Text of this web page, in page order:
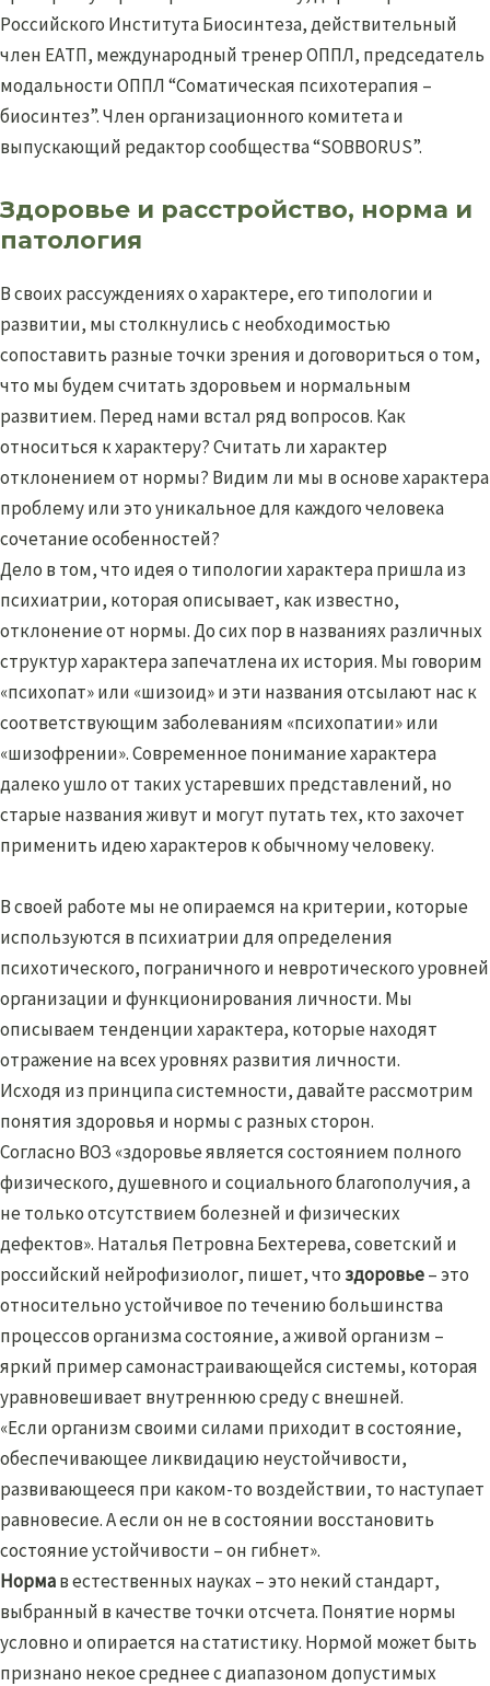
Российского Института Биосинтеза, действительный
член EAТП, международный тренер ОППЛ, председатель
модальности ОППЛ “Соматическая психотерапия –
биосинтез”. Член организационного комитета и
выпускающий редактор сообщества “SOBBORUS”.
Здоровье и расстройство, норма и
патология
В своих рассуждениях о характере, его типологии и
развитии, мы столкнулись с необходимостью
сопоставить разные точки зрения и договориться о том,
что мы будем считать здоровьем и нормальным
развитием. Перед нами встал ряд вопросов. Как
относиться к характеру? Считать ли характер
отклонением от нормы? Видим ли мы в основе характера
проблему или это уникальное для каждого человека
сочетание особенностей?
Дело в том, что идея о типологии характера пришла из
психиатрии, которая описывает, как известно,
отклонение от нормы. До сих пор в названиях различных
структур характера запечатлена их история. Мы говорим
«психопат» или «шизоид» и эти названия отсылают нас к
соответствующим заболеваниям «психопатии» или
«шизофрении». Современное понимание характера
далеко ушло от таких устаревших представлений, но
старые названия живут и могут путать тех, кто захочет
применить идею характеров к обычному человеку.
В своей работе мы не опираемся на критерии, которые
используются в психиатрии для определения
психотического, пограничного и невротического уровней
организации и функционирования личности. Мы
описываем тенденции характера, которые находят
отражение на всех уровнях развития личности.
Исходя из принципа системности, давайте рассмотрим
понятия здоровья и нормы с разных сторон.
Согласно ВОЗ «здоровье является состоянием полного
физического, душевного и социального благополучия, а
не только отсутствием болезней и физических
дефектов». Наталья Петровна Бехтерева, советский и
российский нейрофизиолог, пишет, что здоровье– это
относительно устойчивое по течению большинства
процессов организма состояние, а живой организм –
яркий пример самонастраивающейся системы, которая
уравновешивает внутреннюю среду с внешней.
«Если организм своими силами приходит в состояние,
обеспечивающее ликвидацию неустойчивости,
развивающееся при каком-то воздействии, то наступает
равновесие. А если он не в состоянии восстановить
состояние устойчивости – он гибнет».
Нормав естественных науках – это некий стандарт,
выбранный в качестве точки отсчета. Понятие нормы
условно и опирается на статистику. Нормой может быть
признано некое среднее с диапазоном допустимых